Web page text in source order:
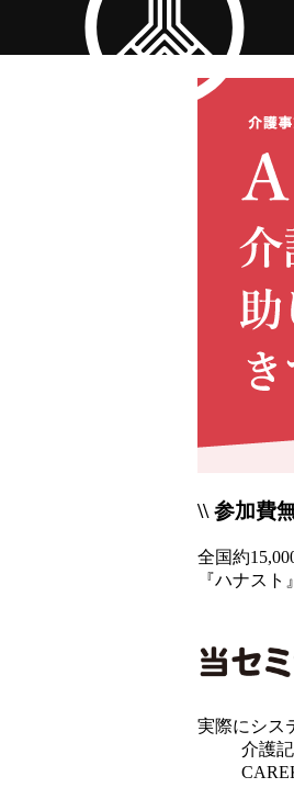
\\ 参加費
全国約
『ハナス
実際にシス
介護